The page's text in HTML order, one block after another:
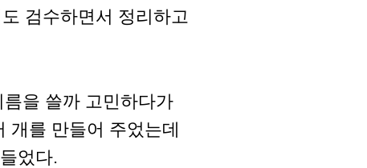
검수하면서 정리하고
을 쓸까 고민하다가
개를 만들어 주었는데
었다.